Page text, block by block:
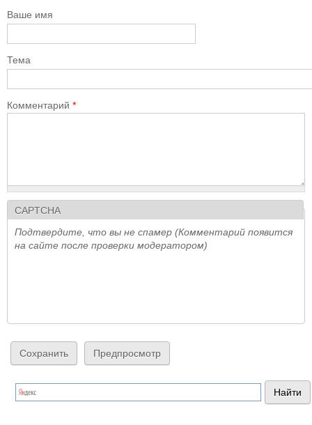
Ваше имя
Тема
Комментарий *
CAPTCHA
Подтвердите, что вы не спамер (Комментарий появится
на сайте после проверки модератором)